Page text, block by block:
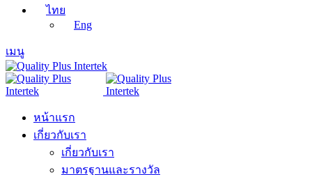
ไทย
Eng
เมนู
หน้าแรก
เกี่ยวกับเรา
เกี่ยวกับเรา
มาตรฐานและรางวัล